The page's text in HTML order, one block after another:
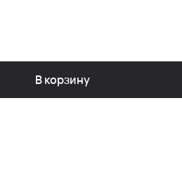
В корзину